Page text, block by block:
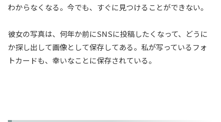
わからなくなる。今でも、すぐに見つけることができない。
彼女の写真は、何年か前にSNSに投稿したくなって、どうに
か探し出して画像として保存してある。私が写っているフォ
トカードも、幸いなことに保存されている。